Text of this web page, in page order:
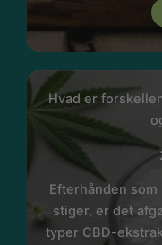
Hvad er
Efterhånden
stiger, er det
typer CBD-